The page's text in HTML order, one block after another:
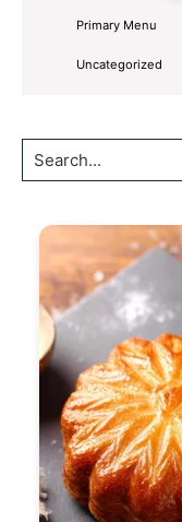
Primary Menu
Uncategorized
Search...